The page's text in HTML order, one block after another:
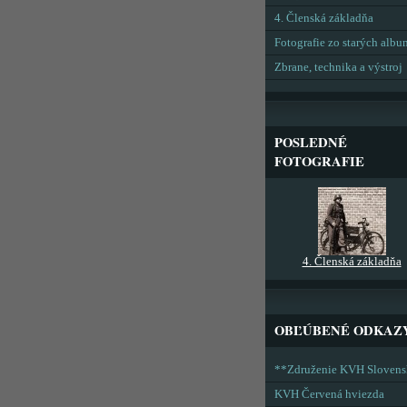
4. Členská základňa
Fotografie zo starých
Zbrane, technika a výstroj
POSLEDNÉ
FOTOGRAFIE
4. Členská základňa
OBĽÚBENÉ
**Združenie KVH
KVH Červená hviezda